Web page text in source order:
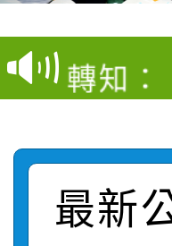
結果(
賽及師
轉知：
動辦法
轉知臺
城市手
轉知：
最新